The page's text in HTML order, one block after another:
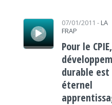
Lecteur audio 07/01/2011 - LA
FRAP
Pour le
durable est
éternel